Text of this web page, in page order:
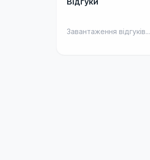
Завантаження відгуків...